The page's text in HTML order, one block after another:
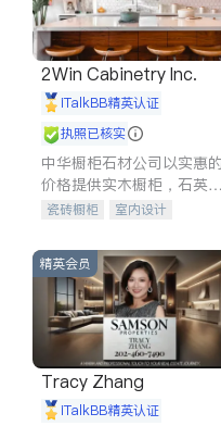
2Win Cabinetry Inc.
iTalkBB精英认证
执照已核实
中华橱柜石材公司以实惠的
价格提供实木橱柜，石英石
台面，多种优质不锈钢水
质厨房，家的选择。
瓷砖橱柜
室内设计
室内装修
精英会员
Tracy Zhang
iTalkBB精英认证